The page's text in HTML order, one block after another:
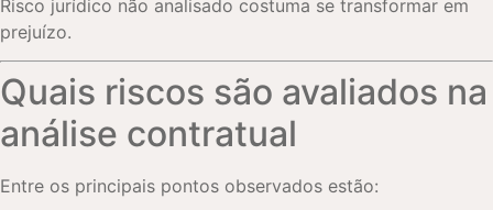
Risco jurídico não analisado costuma se transformar em
prejuízo.
Quais riscos são avaliados na
análise contratual
Entre os principais pontos observados estão: